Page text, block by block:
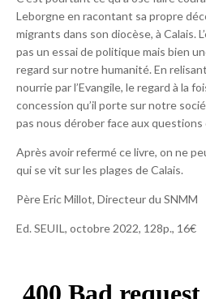
Leborgne en racontant sa propre
migrants dans son diocèse, à Calais.
pas un essai de politique mais bien
regard sur notre humanité. En
nourrie par l’Evangile, le regard à la
concession qu’il porte sur notre
pas nous dérober face aux
Après avoir refermé ce livre, on ne
qui se vit sur les plages de Calais.
Père Eric Millot, Directeur du SNMM
Ed. SEUIL, octobre 2022, 128p., 16€